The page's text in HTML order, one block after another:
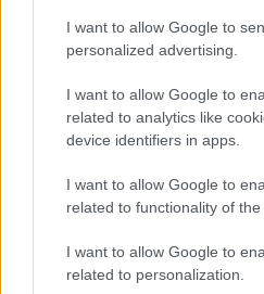
I want to allow Google to
personalized advertising.
I want to allow Google to
related to analytics like
device identifiers in apps.
I want to allow Google to
related to functionality of the
I want to allow Google to
related to personalization.